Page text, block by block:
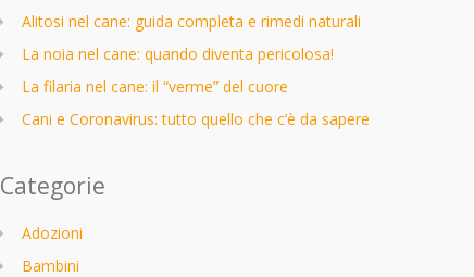
Alitosi nel cane: guida completa e rimedi naturali
La noia nel cane: quando diventa pericolosa!
La filaria nel cane: il “verme” del cuore
Cani e Coronavirus: tutto quello che c’è da sapere
Categorie
Adozioni
Bambini